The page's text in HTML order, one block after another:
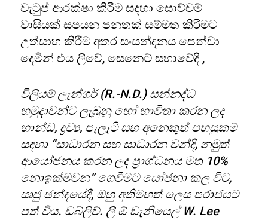
වැටුප් ආරක්ෂා කිරීම සදහා සොච්චම්
වාසියක් සපයන පනතක් සම්මත කිරීමට
උත්සාහ කිරීම අතර සංසන්දනය පෙන්වා
දෙමින් එය ලීවේ, සෙනෙට් සභාවේදී ,
විලියම් ලැන්ගර් (R.-N.D.) සන්නද්ධ
හමුදාවන්ට ලැබුනු හෝ භාවිතා කරන ලද
භාන්ඩ, ද්‍රව්‍ය, පැලෑටි සහ අනෙකුත් පහසුකම්
සඳහා “සාධාරන සහ සාධාරන වන්දි, නමුත්
ආයෝජනය කරන ලද ප්‍රාග්ධනය මත 10%
නොඉක්මවන” ගෙවීමට යෝජනා කල විට,
ඍජු ඡන්දයේදී, ඔහු අතිමහත් ලෙස පරාජයට
පත් විය. ඩබ්ලිව්. ලී ඕ ඩැනියෙල් W. Lee